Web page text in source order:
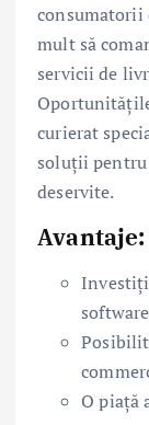
consumatorii
mult să
servicii de
curierat
soluții
deservite.
Avantaje:
O piață